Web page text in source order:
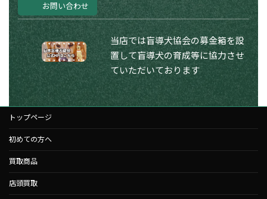
お問い合わせ
当店では盲導犬協会の募金箱を設
置して盲導犬の育成等に協力させ
ていただいております
トップページ
初めての方へ
買取商品
店頭買取